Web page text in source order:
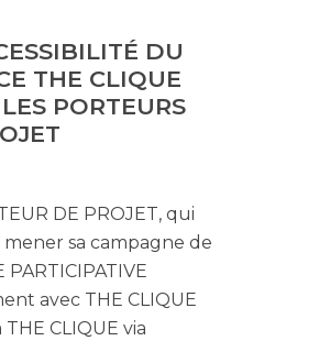
DU
THE CLIQUE
PORTEURS
DE PROJET, qui
sa campagne de
PARTICIPATIVE
avec THE CLIQUE
CLIQUE via